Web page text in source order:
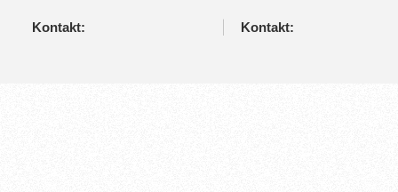
Kontakt: Kontakt: